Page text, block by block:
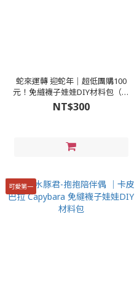
蛇來運轉 迎蛇年│超低團購100
元！免縫襪子娃娃DIY材料包（加
香氛精油變香包）
NT$300
可愛第一